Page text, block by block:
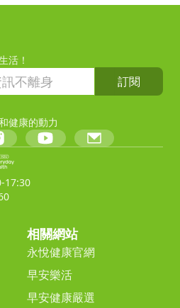
活！
訂閱
健康的動力
17:30
相關網站
永悅健康官網
早安樂活
早安健康嚴選